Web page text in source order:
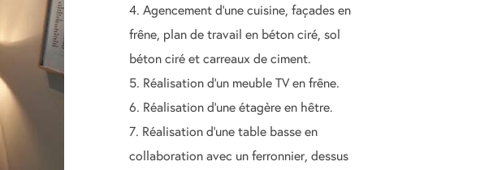
4. Agencement d’une cuisine, façades en
frêne, plan de travail en béton ciré, sol
béton ciré et carreaux de ciment.
5. Réalisation d’un meuble TV en frêne.
6. Réalisation d’une étagère en hêtre.
7. Réalisation d’une table basse en
collaboration avec un ferronnier, dessus